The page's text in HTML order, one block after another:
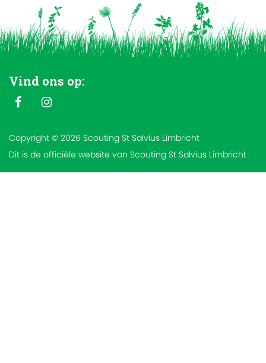
Vind ons op:
Copyright © 2026 Scouting St Salvius Limbricht
Dit is de officiële website van Scouting St Salvius Limbricht